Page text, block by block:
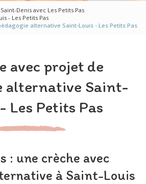
Denis avec Les Petits Pas
- Les Petits Pas
alternative Saint-Louis - Les Petits Pas
avec projet de
alternative Saint-
Les Petits Pas
: une crèche avec
à Saint-Louis